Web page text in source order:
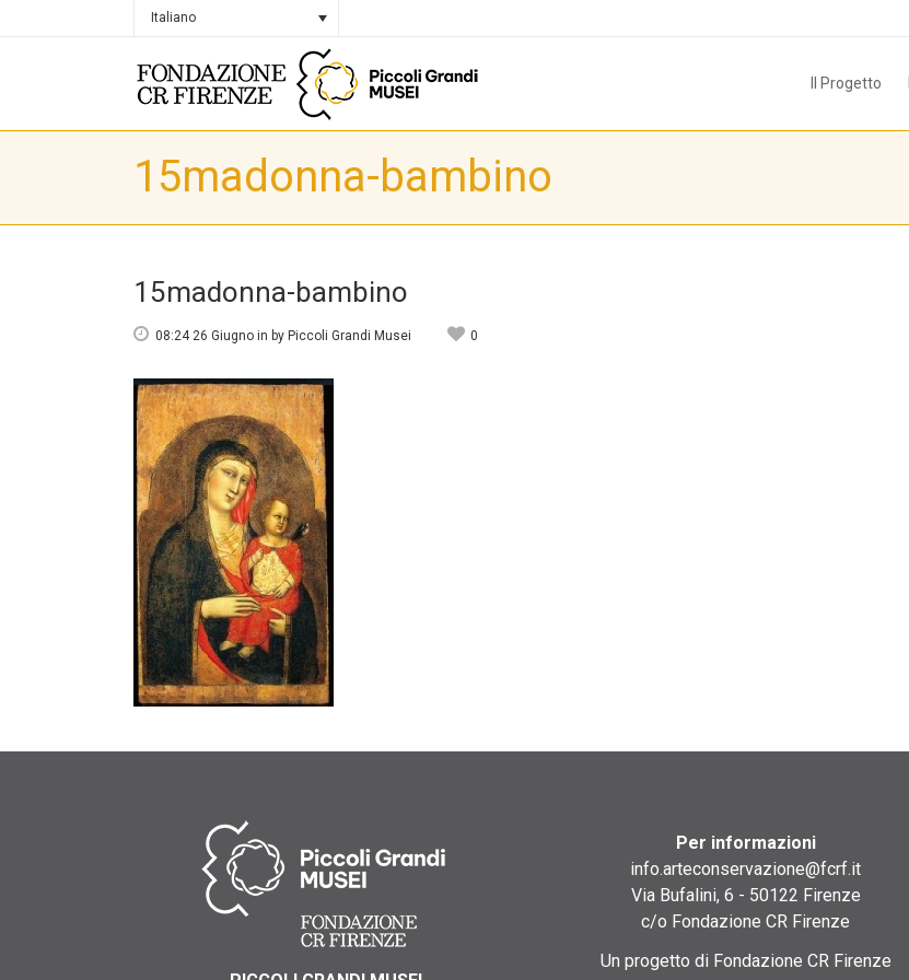
Italiano
Il Progetto
15madonna-bambino
15madonna-bambino
08:24 26 Giugno in by Piccoli Grandi Musei 0
Per informazioni
info.arteconservazione@fcrf.it
Via Bufalini, 6 - 50122 Firenze
c/o Fondazione CR Firenze
Un progetto di Fondazione CR Firenze